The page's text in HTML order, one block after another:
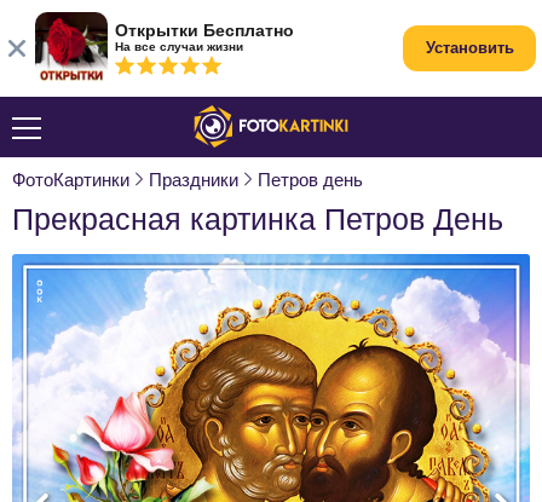
ФотоКартинки Праздники Петров день
Прекрасная картинка Петров День
Открытки Бесплатно
На все случаи жизни Установить